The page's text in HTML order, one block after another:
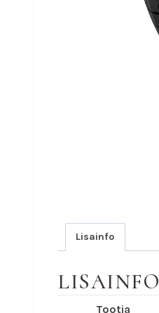
Lisainfo
LISAINFO
Tootja